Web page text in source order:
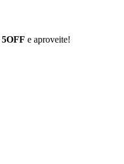
5OFF e aproveite!